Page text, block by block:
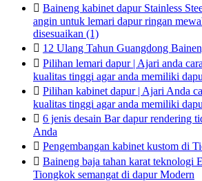
 Baineng kabinet dapur Stainless
angin untuk lemari dapur ringan
disesuaikan (1)
 12 Ulang Tahun Guangdong
 Pilihan lemari dapur | Ajari anda
kualitas tinggi agar anda memiliki
 Pilihan kabinet dapur | Ajari Anda
kualitas tinggi agar anda memiliki
 6 jenis desain Bar dapur rendering
Anda
 Pengembangan kabinet kustom di
 Baineng baja tahan karat teknologi
Tiongkok semangat di dapur Modern